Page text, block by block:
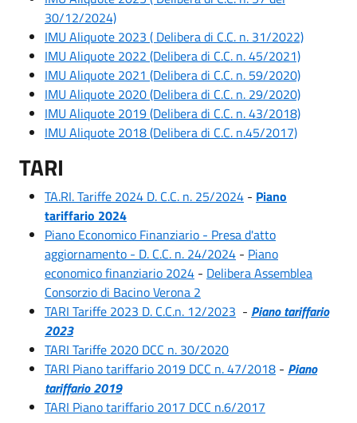
30/12/2024)
IMU Aliquote 2023 ( Delibera di C.C. n. 31/2022)
IMU Aliquote 2022 (Delibera di C.C. n. 45/2021)
IMU Aliquote 2021 (Delibera di C.C. n. 59/2020)
IMU Aliquote 2020 (Delibera di C.C. n. 29/2020)
IMU Aliquote 2019 (Delibera di C.C. n. 43/2018)
IMU Aliquote 2018 (Delibera di C.C. n.45/2017)
TARI
TA.RI. Tariffe 2024 D. C.C. n. 25/2024 - Piano
tariffario 2024
Piano Economico Finanziario - Presa d'atto
aggiornamento - D. C.C. n. 24/2024 - Piano
economico finanziario 2024 - Delibera Assemblea
Consorzio di Bacino Verona 2
TARI Tariffe 2023 D. C.C.n. 12/2023 - Piano tariffario
2023
TARI Tariffe 2020 DCC n. 30/2020
TARI Piano tariffario 2019 DCC n. 47/2018 - Piano
tariffario 2019
TARI Piano tariffario 2017 DCC n.6/2017